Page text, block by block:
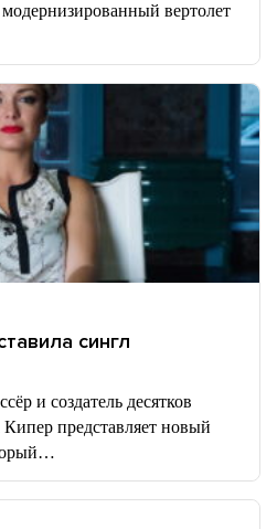
вертолет
сингл
и создатель десятков
представляет новый